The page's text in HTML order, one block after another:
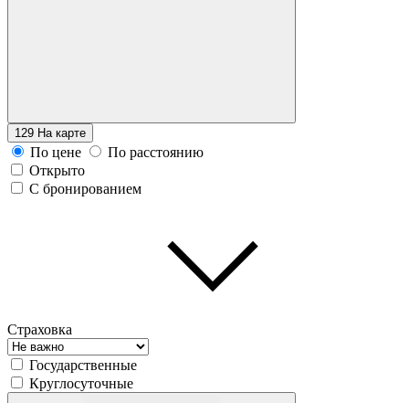
129 На карте
По цене
По расстоянию
Открыто
С бронированием
Страховка
Государственные
Круглосуточные